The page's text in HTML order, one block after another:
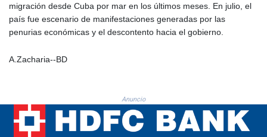
NGN 1574.178272
NIO 42.444576
NOK 10.973636
PEN 3.906131
PGK 5.097172
PHP 70.205705
migración desde Cuba por mar en los últimos meses. En julio, el
país fue escenario de manifestaciones generadas por las
penurias económicas y el descontento hacia el gobierno.
A.Zacharia--BD
Anuncio